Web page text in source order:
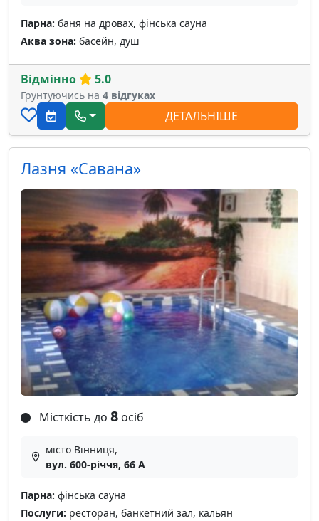
Парна: баня на дровах, фінська сауна
Аква зона: басейн, душ
Відмінно 5.0
Грунтуючись на 4 відгуках
ДЕТАЛЬНІШЕ
Лазня «Савана»
Місткість до 8 осіб
місто Вінниця,
вул. 600-річчя, 66 А
Парна: фінська сауна
Послуги: ресторан, банкетний зал, кальян